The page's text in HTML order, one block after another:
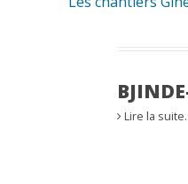
Lire la